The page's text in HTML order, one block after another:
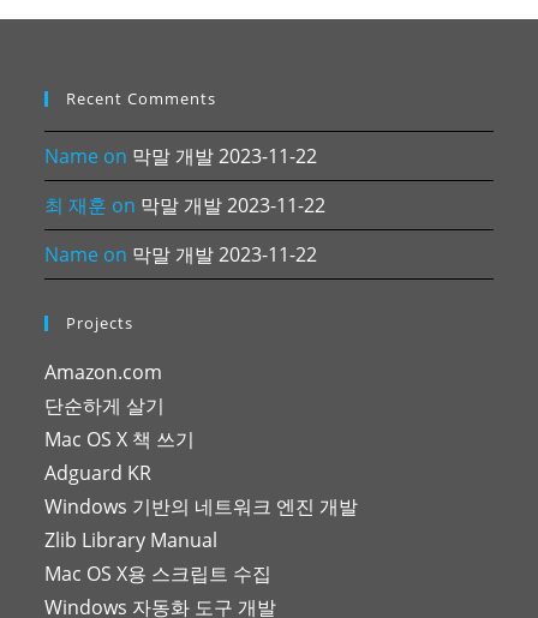
Recent Comments
Name on 막말 개발 2023-11-22
최 재훈 on 막말 개발 2023-11-22
Name on 막말 개발 2023-11-22
Projects
Amazon.com
단순하게 살기
Mac OS X 책 쓰기
Adguard KR
Windows 기반의 네트워크 엔진 개발
Zlib Library Manual
Mac OS X용 스크립트 수집
Windows 자동화 도구 개발